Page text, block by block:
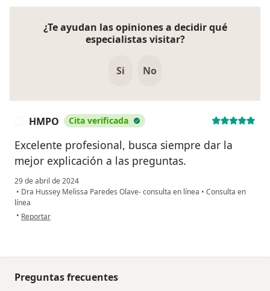
¿Te ayudan las opiniones a decidir qué
especialistas visitar?
Si No
HMPO Cita verificada
Excelente profesional, busca siempre dar la
mejor explicación a las preguntas.
29 de abril de 2024
• Dra Hussey Melissa Paredes Olave- consulta en línea • Consulta en
línea
• en opinión del usuario HMPO
Reportar
Preguntas frecuentes